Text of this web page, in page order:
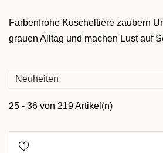
Farbenfrohe Kuscheltiere zaubern
grauen Alltag und machen Lust auf
MARKEN
TIERART
Neuheiten
25 - 36 von 219 Artikel(n)